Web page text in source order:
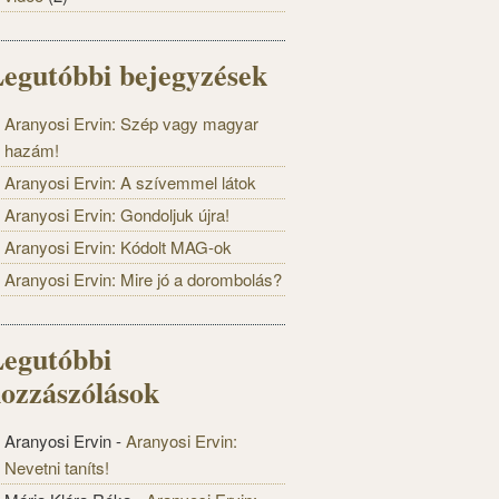
bejegyzések
Aranyosi Ervin: Szép vagy magyar
hazám!
Aranyosi Ervin: A szívemmel látok
Aranyosi Ervin: Gondoljuk újra!
Aranyosi Ervin: Kódolt MAG-ok
Aranyosi Ervin: Mire jó a dorombolás?
Aranyosi Ervin-Aranyosi Ervin:
Nevetni taníts!